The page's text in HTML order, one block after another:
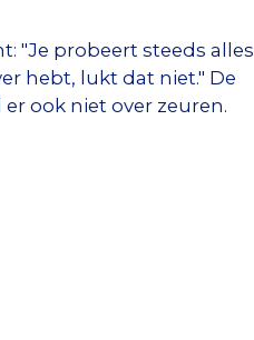
"Je probeert steeds alles
hebt, lukt dat niet." De
ook niet over zeuren.